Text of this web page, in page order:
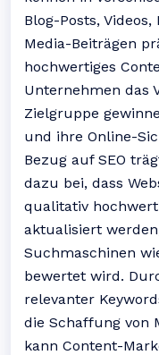
Blog-Posts,
Media-Beiträgen
hochwertiges
Unternehmen das
Zielgruppe
und ihre Online-
Bezug auf SEO
dazu bei, dass
qualitativ
aktualisiert
Suchmaschinen
bewertet wird.
relevanter
die Schaffung von
kann Content-